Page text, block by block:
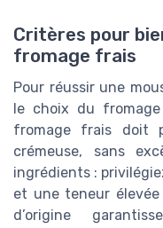
Critères pour
fromage frais
Pour réussir une
le choix du
fromage frais doit
crémeuse, sans
ingrédients :
et une teneur
d’origine